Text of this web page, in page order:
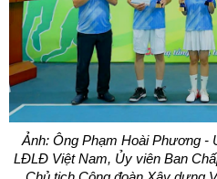
Ảnh: Ông Phạm Hoài Phương -
LĐLĐ Việt Nam, Ủy viên Ban